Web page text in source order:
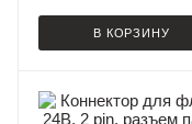
В КОРЗИНУ